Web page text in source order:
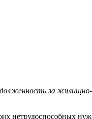
за жилищно-
нетрудоспособных